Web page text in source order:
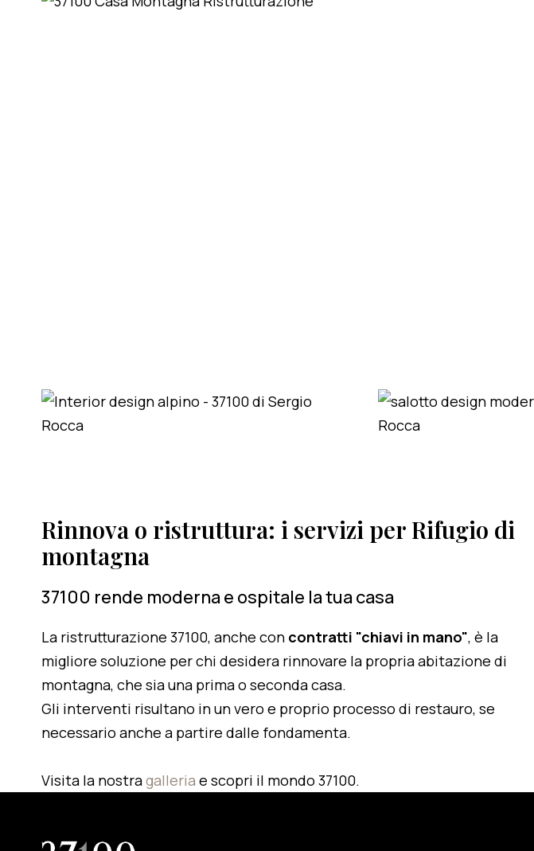
Rinnova o ristruttura: i servizi per Rifugio di
montagna
37100 rende moderna e ospitale la tua casa
La ristrutturazione 37100, anche con contratti "chiavi in mano", è la
migliore soluzione per chi desidera rinnovare la propria abitazione di
montagna, che sia una prima o seconda casa.
Gli interventi risultano in un vero e proprio processo di restauro, se
necessario anche a partire dalle fondamenta.
Visita la nostragalleria e scopri il mondo 37100.